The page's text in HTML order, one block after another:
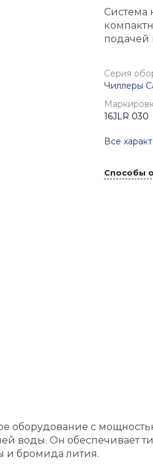
Система
подачей
Серия
Чиллеры
16JLR 030
Все
Способы
оборудование с
воды. Он обеспечивает
и бромида лития.